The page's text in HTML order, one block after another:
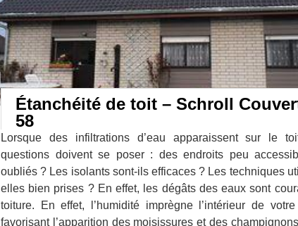
Étanchéité de toit – Schroll
58
Lorsque des infiltrations d’eau apparaissent sur le
questions doivent se poser : des endroits peu
oubliés ? Les isolants sont-ils efficaces ? Les techniques
elles bien prises ? En effet, les dégâts des eaux sont
toiture. En effet, l’humidité imprègne l’intérieur de
favorisant l’apparition des moisissures et des